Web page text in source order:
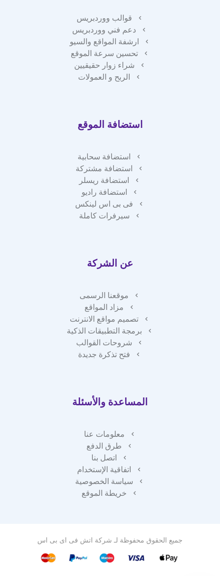
قوالب ووردبريس
دعم فني ووردبريس
ارشفة المواقع والسيو
تحسين سرعة الموقع
شراء زوار حقيقيين
الربح و العمولات
استضافة الموقع
استضافة سحابية
استضافة مشتركة
استضافة ريسلر
استضافة راديو
فى بى اس لينكس
سيرفرات كاملة
عن الشركة
موقعنا الرسمى
مزاد المواقع
تصميم مواقع الانترنت
برمجة التطبيقات الذكية
شروحات القوالب
فتح تذكرة جديدة
المساعدة والأسئلة
معلومات عنا
طرق الدفع
اتصل بنا
اتفاقية الإستخدام
سياسة الخصوصية
خريطة الموقع
جميع الحقوق محفوظة لـ شركة اتش فى اى بى اس